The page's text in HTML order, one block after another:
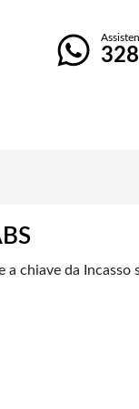
chiave da Incasso